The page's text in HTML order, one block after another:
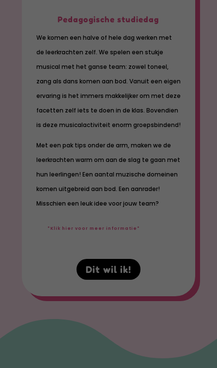
Pedagogische studiedag
We komen een halve of hele dag werken met
de leerkrachten zelf. We spelen een stukje
musical met het ganse team: zowel toneel,
zang als dans komen aan bod. Vanuit een eigen
ervaring is het immers makkelijker om met deze
facetten zelf iets te doen in de klas. Bovendien
is deze musicalactiviteit enorm groepsbindend!
Met een pak tips onder de arm, maken we de
leerkrachten warm om aan de slag te gaan met
hun leerlingen! Een aantal muzische domeinen
komen uitgebreid aan bod. Een aanrader!
Misschien een leuk idee voor jouw team?
*Klik hier voor meer informatie*
Dit wil ik!